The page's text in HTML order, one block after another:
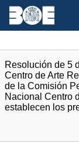
Resolución de 5
Centro de Arte
de la Comisión
Nacional Centro
establecen los